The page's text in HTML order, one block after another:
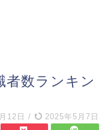
者数ランキン
12日 / 2025年5月7日